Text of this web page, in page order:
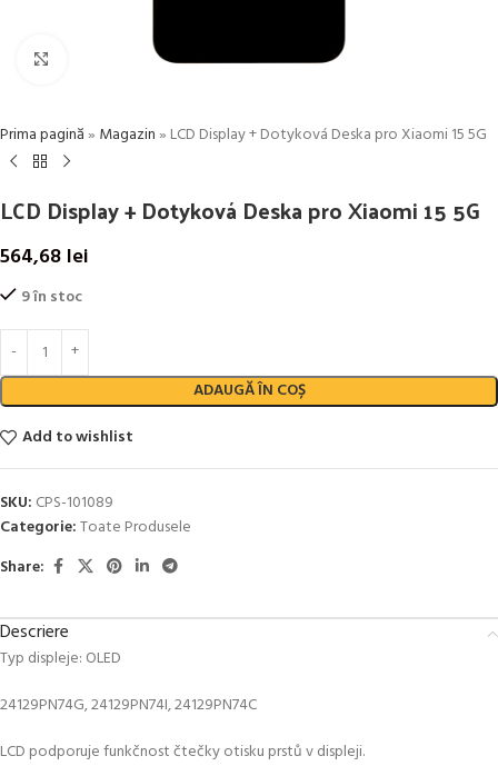
Click to enlarge
Prima pagină» Magazin» LCD Display + Dotyková Deska pro Xiaomi 15 5G
LCD Display + Dotyková Deska pro Xiaomi 15 5G
564,68 lei
9 în stoc
ADAUGĂ ÎN COȘ
Add to wishlist
SKU: CPS-101089
Categorie:Toate Produsele
Share:
Descriere
Typ displeje: OLED
24129PN74G, 24129PN74I, 24129PN74C
LCD podporuje funkčnost čtečky otisku prstů v displeji.